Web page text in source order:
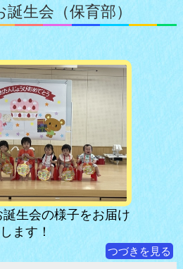
生会（保育部）
生会の様子をお届け
します！
つづきを見る